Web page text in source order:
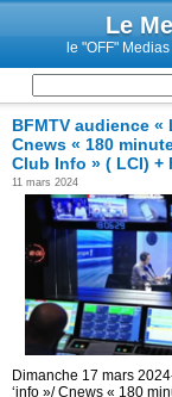
Le
le "OFF"
BFMTV audience «
Cnews « 180
Club Info » ( LCI) +
11 mars 2024
Dimanche 17 mars
‘info »/ Cnews « 180